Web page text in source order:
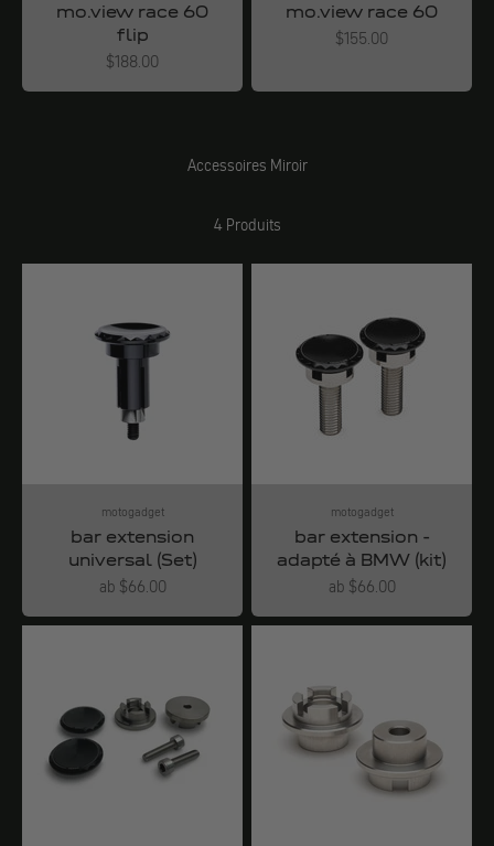
mo.view race 60
flip
Angebot
$188.00
mo.view race 60
Angebot
$155.00
Accessoires Miroir
4 Produits
motogadget
bar extension
universal (Set)
Angebot
ab $66.00
motogadget
bar extension -
adapté à BMW (kit)
Angebot
ab $66.00